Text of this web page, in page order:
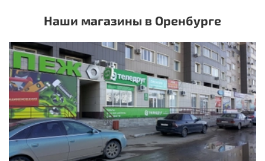
Наши магазины в Оренбурге